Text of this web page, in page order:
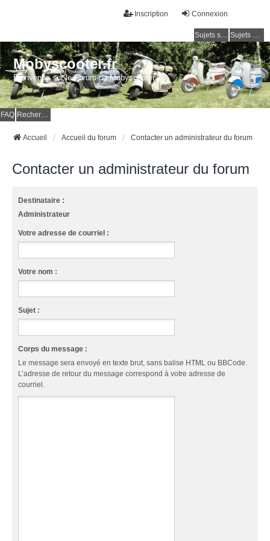
Connexion
Inscription
Sujets sans réponse Sujets actifs
Mobyscooter.fr
Bienvenue sur le Forum du Mobyscooter
FAQ Rechercher
Accueil Accueil du forum Contacter un administrateur du forum
Contacter un administrateur du forum
Destinataire :
Administrateur
Votre adresse de courriel :
Votre nom :
Sujet :
Corps du message :
Le message sera envoyé en texte brut, sans balise HTML ou BBCode.
L’adresse de retour du message correspond à votre adresse de
courriel.